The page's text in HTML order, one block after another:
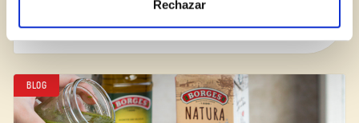
Rechazar
Com reconèixer una bona crema balsàmica?
BLOG